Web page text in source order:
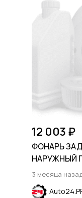
12 003 ₽
ФОНАРЬ
НАРУЖНЫЙ
CHEVROLET
2024
3 месяца